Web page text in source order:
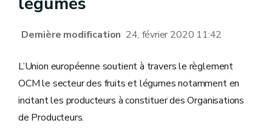
Dernière modification 24, février 2020 11:42
L’Union européenne soutient à travers le règlement
OCM le secteur des fruits et légumes notamment en
incitant les producteurs à constituer des Organisations
de Producteurs.